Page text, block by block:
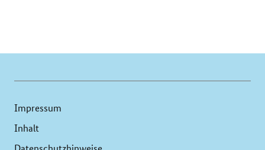
Impressum
Inhalt